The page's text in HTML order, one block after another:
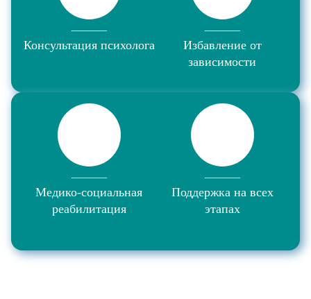
Консультация психолога
Избавление от
зависимости
Медико-социальная
реабилитация
Поддержка на всех
этапах